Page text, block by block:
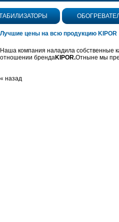
Лучшие цены на всю продукцию KIPOR
Наша компания наладила собственные
отношении брендаKIPOR.Отныне мы
« назад